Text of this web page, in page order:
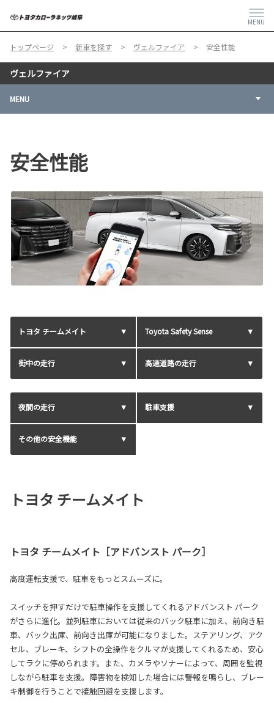
MENU
トップページ 新車を探す ヴェルファイア 安全性能
ヴェルファイア
MENU
安全性能
トヨタ チームメイト Toyota Safety Sense
街中の走行 高速道路の走行
夜間の走行 駐車支援
その他の安全機能
トヨタ チームメイト
トヨタ チームメイト［アドバンスト パーク］
高度運転支援で、駐車をもっとスムーズに。
スイッチを押すだけで駐車操作を支援してくれるアドバンスト パーク
がさらに進化。並列駐車においては従来のバック駐車に加え、前向き駐
車、バック出庫、前向き出庫が可能になりました。ステアリング、アク
セル、ブレーキ、シフトの全操作をクルマが支援してくれるため、安心
してラクに停められます。また、カメラやソナーによって、周囲を監視
しながら駐車を支援。障害物を検知した場合には警報を鳴らし、ブレー
キ制御を行うことで接触回避を支援します。